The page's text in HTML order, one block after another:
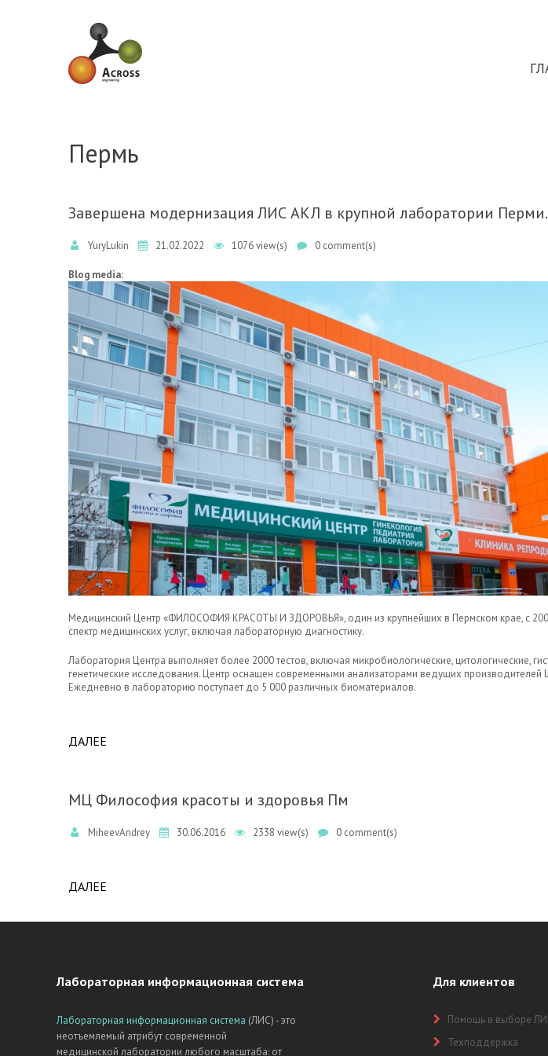
Пермь
Завершена модернизация ЛИС АКЛ в крупной лаборатории Перми.
YuryLukin 21.02.2022 1076 view(s) 0 comment(s)
Blog media:
Медицинский Центр «ФИЛОСОФИЯ КРАСОТЫ И ЗДОРОВЬЯ», один из крупнейших в Пермском крае, с
спектр медицинских услуг, включая лабораторную диагностику.
Лаборатория Центра выполняет более 2000 тестов, включая микробиологические, цитологические,
генетические исследования. Центр оснащен современными анализаторами ведущих
Ежедневно в лабораторию поступает до 5 000 различных биоматериалов.
ДАЛЕЕ
МЦ Философия красоты и здоровья Пм
MiheevAndrey 30.06.2016 2338 view(s) 0 comment(s)
ДАЛЕЕ
Лабораторная информационная система
Лабораторная информационная система (ЛИС) - это
неотъемлемый атрибут современной
медицинской лаборатории любого масштаба: от
Для клиентов
Помощь в выборе
Техподдержка